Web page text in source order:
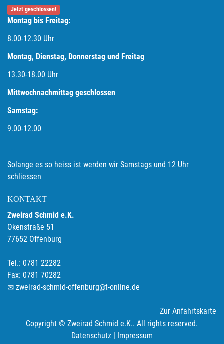
Jetzt geschlossen!
Montag bis Freitag:
8.00-12.30 Uhr
Montag, Dienstag, Donnerstag und Freitag
13.30-18.00 Uhr
Mittwochnachmittag geschlossen
Samstag:
9.00-12.00
Solange es so heiss ist werden wir Samstags und 12 Uhr
schliessen
KONTAKT
Zweirad Schmid e.K.
Okenstraße 51
77652 Offenburg
Tel.: 0781 22282
Fax: 0781 70282
zweirad-schmid-offenburg@t-online.de
Zur Anfahrtskarte
Copyright © Zweirad Schmid e.K.. All rights reserved.
Datenschutz| Impressum